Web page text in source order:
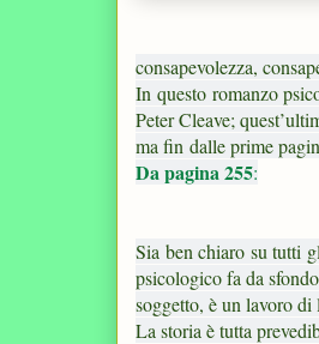
consapevolezza,
In questo romanzo
Peter Cleave;
ma fin dalle prime
Da pagina 255:
Sia ben chiaro su tutti
psicologico fa da
soggetto, è un lavoro
La storia è tutta